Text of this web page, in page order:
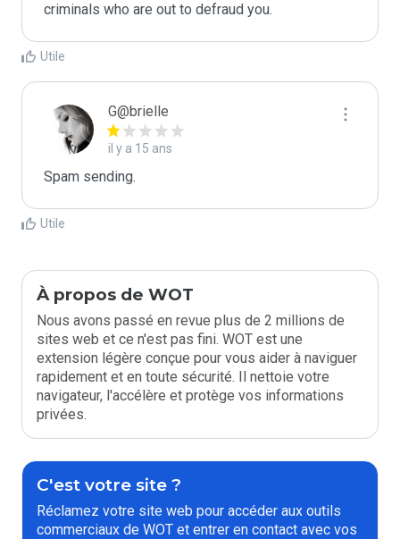
criminals who are out to defraud you.
Utile
G@brielle
il y a 15 ans
Spam sending.
Utile
À propos de WOT
Nous avons passé en revue plus de 2 millions de
sites web et ce n'est pas fini. WOT est une
extension légère conçue pour vous aider à naviguer
rapidement et en toute sécurité. Il nettoie votre
navigateur, l'accélère et protège vos informations
privées.
C'est votre site ?
Réclamez votre site web pour accéder aux outils
commerciaux de WOT et entrer en contact avec vos